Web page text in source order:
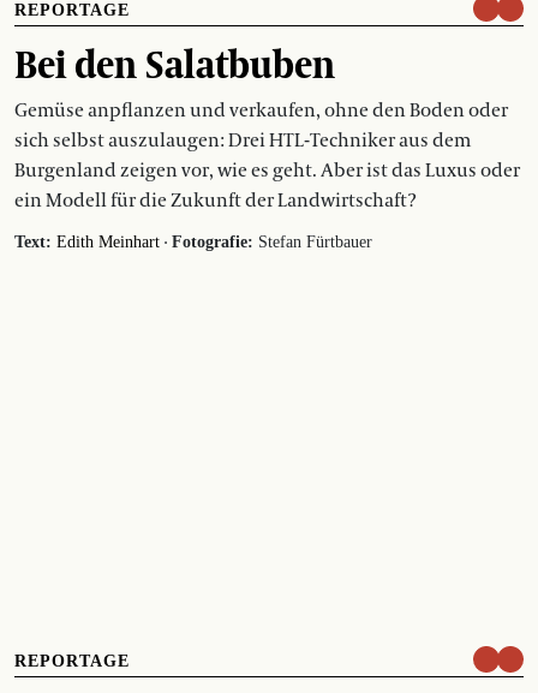
REPORTAGE
Bei den Salatbuben
Gemüse anpflanzen und verkaufen, ohne den Boden oder
sich selbst auszulaugen: Drei HTL-Techniker aus dem
Burgenland zeigen vor, wie es geht. Aber ist das Luxus oder
ein Modell für die Zukunft der Landwirtschaft?
Text: Edith Meinhart · Fotografie: Stefan Fürtbauer
REPORTAGE